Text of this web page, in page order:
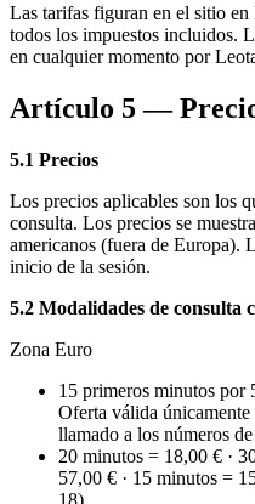
Las tarifas figuran en el sitio en
todos los impuestos incluidos.
en cualquier momento por
Artículo 5 —
5.1 Precios
Los precios aplicables son los
consulta. Los precios se
americanos (fuera de Europa).
inicio de la sesión.
5.2 Modalidades de consulta
Zona Euro
15 primeros minutos
Oferta válida únicamente
llamado a los números
20 minutos = 18,00 € ·
57,00 € · 15 minutos =
18)